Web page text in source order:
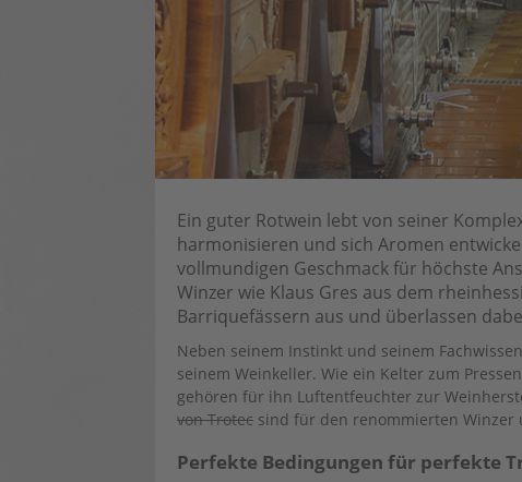
Ein guter Rotwein lebt von seiner
harmonisieren und sich Aromen
vollmundigen Geschmack für höchste
Winzer wie Klaus Gres aus dem
Barriquefässern aus und überlassen
Neben seinem Instinkt und seinem
seinem Weinkeller. Wie ein Kelter zum
gehören für ihn Luftentfeuchter zur
von Trotec sind für den renommierten Winzer
Perfekte Bedingungen für perfekte